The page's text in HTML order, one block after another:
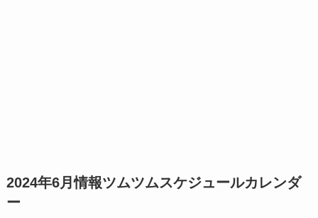
2024年6月情報ツムツムスケジュールカレンダ
ー